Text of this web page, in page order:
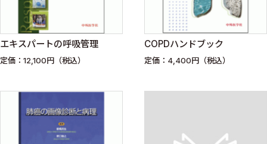
エキスパートの呼吸管理
定価：12,100円（税込）
COPDハンドブック
定価：4,400円（税込）